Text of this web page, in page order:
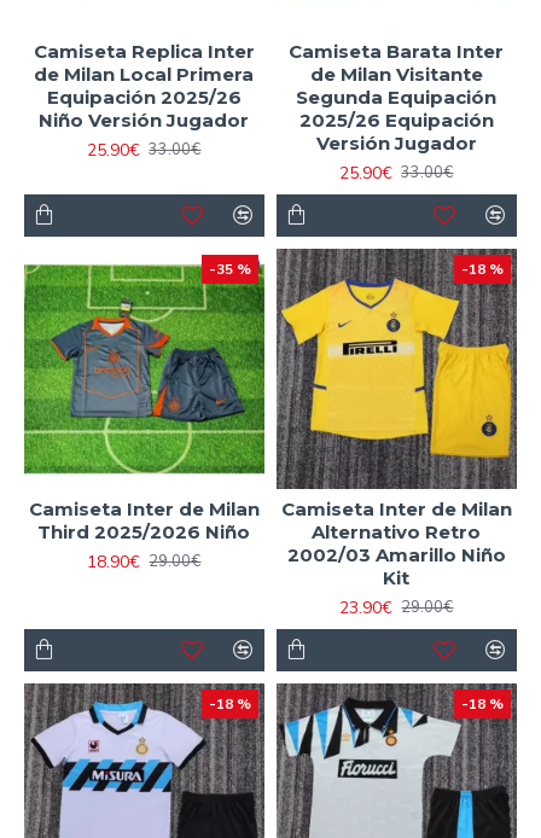
Camiseta Replica Inter
de Milan Local Primera
Equipación 2025/26
Niño Versión Jugador
25.90€ 33.00€
Camiseta Barata Inter
de Milan Visitante
Segunda Equipación
2025/26 Equipación
Versión Jugador
25.90€ 33.00€
-35 %
Camiseta Inter de Milan
Third 2025/2026 Niño
18.90€ 29.00€
-18 %
Camiseta Inter de Milan
Alternativo Retro
2002/03 Amarillo Niño
Kit
23.90€ 29.00€
-18 % -18 %